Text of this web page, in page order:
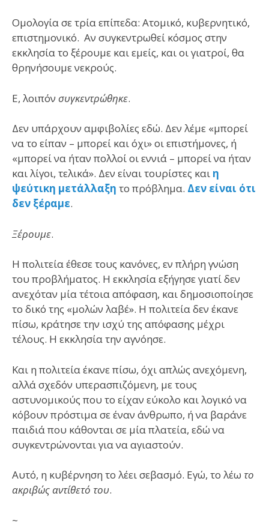
Ομολογία σε τρία επίπεδα: Ατομικό, κυβερνητικό,
επιστημονικό. Αν συγκεντρωθεί κόσμος στην
εκκλησία το ξέρουμε και εμείς, και οι γιατροί, θα
θρηνήσουμε νεκρούς.
Ε, λοιπόν συγκεντρώθηκε.
Δεν υπάρχουν αμφιβολίες εδώ. Δεν λέμε «μπορεί
να το είπαν – μπορεί και όχι» οι επιστήμονες, ή
«μπορεί να ήταν πολλοί οι εννιά – μπορεί να ήταν
και λίγοι, τελικά». Δεν είναι τουρίστες και η
ψεύτικη μετάλλαξη το πρόβλημα. Δεν είναι ότι
δεν ξέραμε.
Ξέρουμε.
Η πολιτεία έθεσε τους κανόνες, εν πλήρη γνώση
του προβλήματος. Η εκκλησία εξήγησε γιατί δεν
ανεχόταν μία τέτοια απόφαση, και δημοσιοποίησε
το δικό της «μολών λαβέ». Η πολιτεία δεν έκανε
πίσω, κράτησε την ισχύ της απόφασης μέχρι
τέλους. Η εκκλησία την αγνόησε.
Και η πολιτεία έκανε πίσω, όχι απλώς ανεχόμενη,
αλλά σχεδόν υπερασπιζόμενη, με τους
αστυνομικούς που το είχαν εύκολο και λογικό να
κόβουν πρόστιμα σε έναν άνθρωπο, ή να βαράνε
παιδιά που κάθονται σε μία πλατεία, εδώ να
συγκεντρώνονται για να αγιαστούν.
Αυτό, η κυβέρνηση το λέει σεβασμό. Εγώ, το λέω το
ακριβώς αντίθετό του.
~